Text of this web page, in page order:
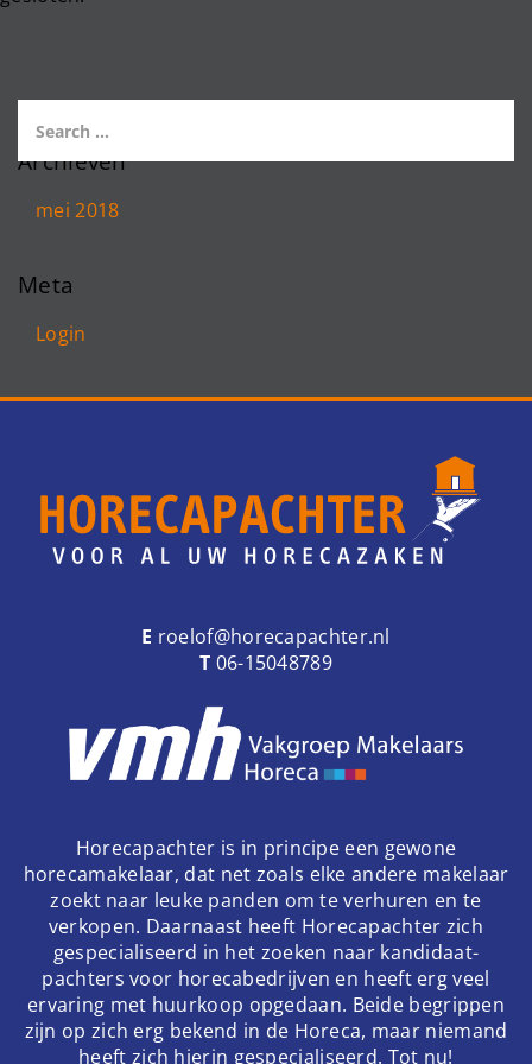
Archieven
mei 2018
Meta
Login
E roelof@horecapachter.nl
T 06-15048789
Horecapachter is in principe een gewone
horecamakelaar, dat net zoals elke andere makelaar
zoekt naar leuke panden om te verhuren en te
verkopen. Daarnaast heeft Horecapachter zich
gespecialiseerd in het zoeken naar kandidaat-
pachters voor horecabedrijven en heeft erg veel
ervaring met huurkoop opgedaan. Beide begrippen
zijn op zich erg bekend in de Horeca, maar niemand
heeft zich hierin gespecialiseerd. Tot nu!